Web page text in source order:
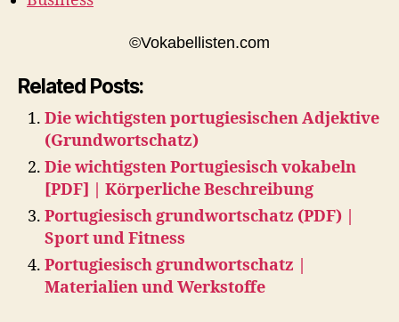
©Vokabellisten.com
Related Posts:
Die wichtigsten portugiesischen Adjektive
(Grundwortschatz)
Die wichtigsten Portugiesisch vokabeln
[PDF] | Körperliche Beschreibung
Portugiesisch grundwortschatz (PDF) |
Sport und Fitness
Portugiesisch grundwortschatz |
Materialien und Werkstoffe